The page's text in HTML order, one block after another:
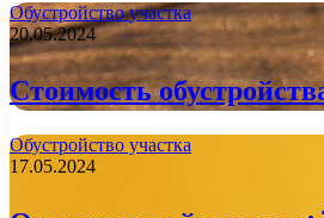
Обустройство участка
20.05.2024
Стоимость
Обустройство участка
17.05.2024